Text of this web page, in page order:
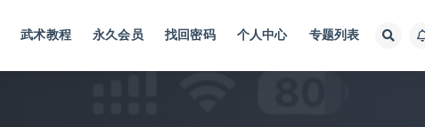
武术教程 永久会员 找回密码 个人中心 专题列表